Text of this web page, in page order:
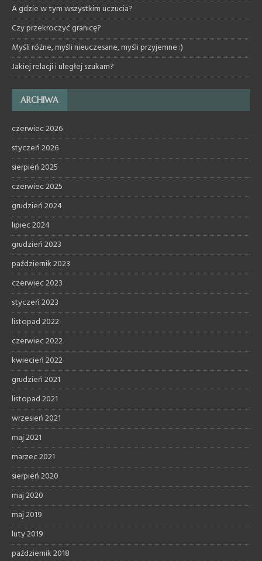
A gdzie w tym wszystkim uczucia?
Czy przekroczyć granicę?
Myśli różne, myśli nieuczesane, myśli przyjemne :)
Jakiej relacji i uległej szukam?
ARCHIWA
czerwiec 2026
styczeń 2026
sierpień 2025
czerwiec 2025
grudzień 2024
lipiec 2024
grudzień 2023
październik 2023
czerwiec 2023
styczeń 2023
listopad 2022
czerwiec 2022
kwiecień 2022
grudzień 2021
listopad 2021
wrzesień 2021
maj 2021
marzec 2021
sierpień 2020
maj 2020
maj 2019
luty 2019
październik 2018